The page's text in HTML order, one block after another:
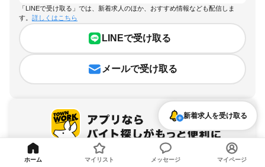
「LINEで受け取る」では、新着求人のほか、おすすめ情報なども配信しま
す。 詳しくはこちら
LINEで受け取る
メールで受け取る
アプリを無料ダウンロード
新着求人を受け取る
ホーム マイリスト メッセージ マイページ